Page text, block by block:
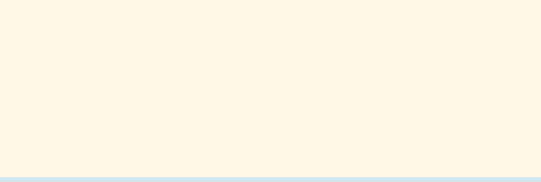
יום ראשון 23-08-2026 בשעה20:00